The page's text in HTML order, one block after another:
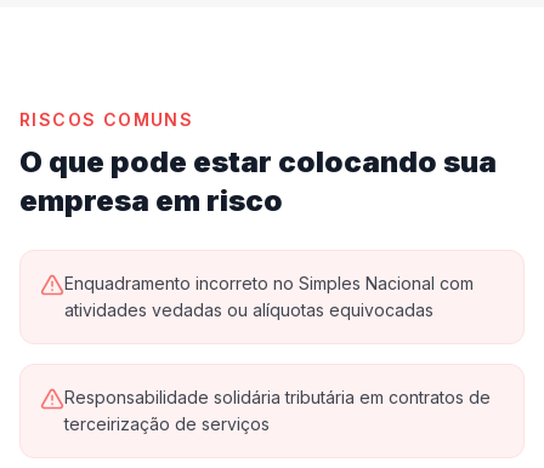
RISCOS COMUNS
O que pode estar colocando sua
empresa em risco
Enquadramento incorreto no Simples Nacional com
atividades vedadas ou alíquotas equivocadas
Responsabilidade solidária tributária em contratos de
terceirização de serviços